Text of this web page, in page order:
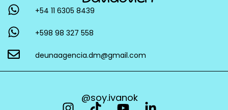
+54 11 6305 8439
+598 98 327 558
deunaagencia.dm@gmail.com
@soy.ivanok